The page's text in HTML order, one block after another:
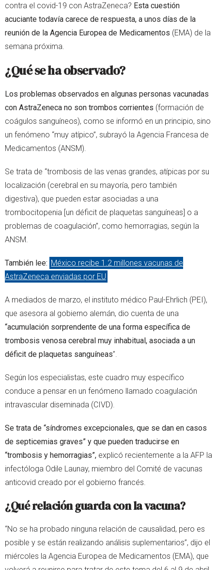
contra el covid-19 con AstraZeneca? Esta cuestión
acuciante todavía carece de respuesta, a unos días de la
reunión de la Agencia Europea de Medicamentos (EMA) de la
semana próxima.
¿Qué se ha observado?
Los problemas observados en algunas personas vacunadas
con AstraZeneca no son trombos corrientes (formación de
coágulos sanguíneos), como se informó en un principio, sino
un fenómeno “muy atípico”, subrayó la Agencia Francesa de
Medicamentos (ANSM).
Se trata de “trombosis de las venas grandes, atípicas por su
localización (cerebral en su mayoría, pero también
digestiva), que pueden estar asociadas a una
trombocitopenia [un déficit de plaquetas sanguíneas] o a
problemas de coagulación”, como hemorragias, según la
ANSM.
También lee: México recibe 1.2 millones vacunas de
AstraZeneca enviadas por EU
A mediados de marzo, el instituto médico Paul-Ehrlich (PEI),
que asesora al gobierno alemán, dio cuenta de una
“acumulación sorprendente de una forma específica de
trombosis venosa cerebral muy inhabitual, asociada a un
déficit de plaquetas sanguíneas”.
Según los especialistas, este cuadro muy específico
conduce a pensar en un fenómeno llamado coagulación
intravascular diseminada (CIVD).
Se trata de “síndromes excepcionales, que se dan en casos
de septicemias graves” y que pueden traducirse en
“trombosis y hemorragias”, explicó recientemente a la AFP la
infectóloga Odile Launay, miembro del Comité de vacunas
anticovid creado por el gobierno francés.
¿Qué relación guarda con la vacuna?
“No se ha probado ninguna relación de causalidad, pero es
posible y se están realizando análisis suplementarios”, dijo el
miércoles la Agencia Europea de Medicamentos (EMA), que